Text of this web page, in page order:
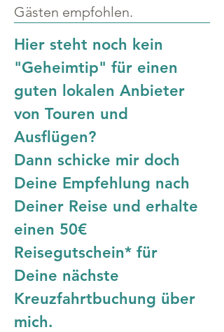
Gästen empfohlen.
Hier steht noch kein
"Geheimtip" für einen
guten lokalen Anbieter
von Touren und
Ausflügen?
Dann schicke mir doch
Deine Empfehlung nach
Deiner Reise und erhalte
einen 50€
Reisegutschein* für
Deine nächste
Kreuzfahrtbuchung über
mich.